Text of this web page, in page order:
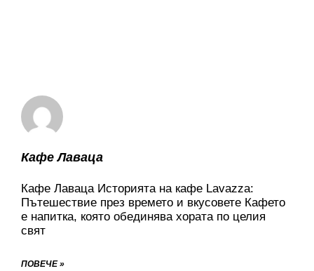
Кафе Лаваца
Кафе Лаваца Историята на кафе Lavazza:
Пътешествие през времето и вкусовете Кафето
е напитка, която обединява хората по целия
свят
ПОВЕЧЕ »